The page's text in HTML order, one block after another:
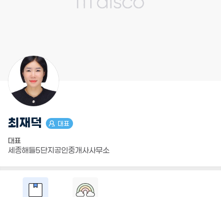
최재덕 대표
대표
세종해들5단지공인중개사사무소